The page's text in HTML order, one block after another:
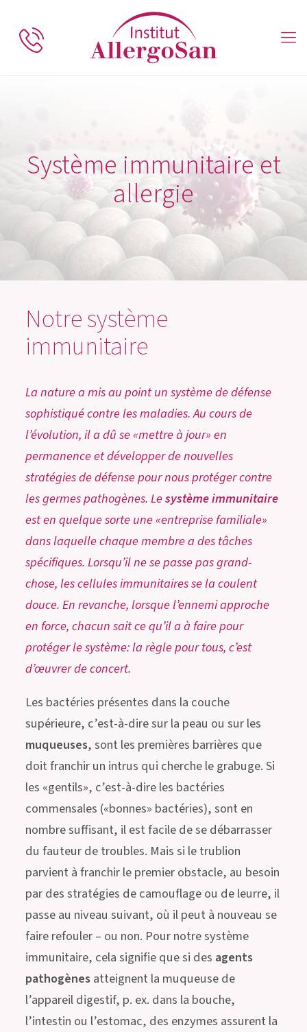
Système immunitaire et
allergie
Notre système
immunitaire
La nature a mis au point un système de défense
sophistiqué contre les maladies. Au cours de
l’évolution, il a dû se «mettre à jour» en
permanence et développer de nouvelles
stratégies de défense pour nous protéger contre
les germes pathogènes. Lesystème immunitaire
est en quelque sorte une «entreprise familiale»
dans laquelle chaque membre a des tâches
spécifiques. Lorsqu’il ne se passe pas grand-
chose, les cellules immunitaires se la coulent
douce. En revanche, lorsque l’ennemi approche
en force, chacun sait ce qu’il a à faire pour
protéger le système: la règle pour tous, c’est
d’œuvrer de concert.
Les bactéries présentes dans la couche
supérieure, c’est-à-dire sur la peau ou sur les
muqueuses, sont les premières barrières que
doit franchir un intrus qui cherche le grabuge. Si
les «gentils», c’est-à-dire les bactéries
commensales («bonnes» bactéries), sont en
nombre suffisant, il est facile de se débarrasser
du fauteur de troubles. Mais si le trublion
parvient à franchir le premier obstacle, au besoin
par des stratégies de camouflage ou de leurre, il
passe au niveau suivant, où il peut à nouveau se
faire refouler – ou non. Pour notre système
immunitaire, cela signifie que si des agents
pathogènes atteignent la muqueuse de
l’appareil digestif, p. ex. dans la bouche,
l’intestin ou l’estomac, des enzymes assurent la